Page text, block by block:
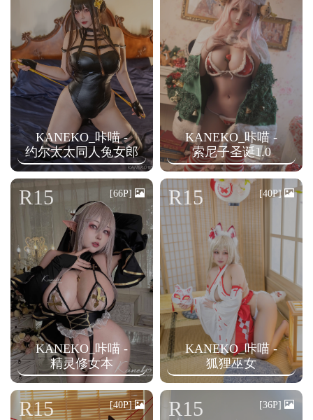
KANEKO_咔喵 -
约尔太太同人兔女郎
KANEKO_咔喵 -
索尼子圣诞1.0
KANEKO_咔喵 -
精灵修女本
R15 [66P]
KANEKO_咔喵 -
狐狸巫女
R15 [40P]
R15 [40P] R15 [36P]